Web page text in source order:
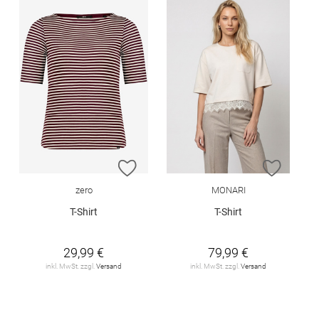
ZUR WUNSCHLISTE HINZUFÜGEN
zero
T-Shirt
29,99 €
inkl. MwSt. zzgl. Versand
ZUR
MONARI
T-Shirt
79,99 €
inkl. MwSt. zzgl. Versand